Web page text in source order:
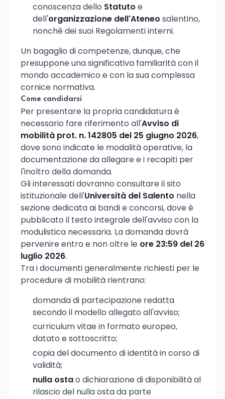
conoscenza dello Statuto e
dell'organizzazione dell'Ateneo salentino,
nonché dei suoi Regolamenti interni.
Un bagaglio di competenze, dunque, che
presuppone una significativa familiarità con il
mondo accademico e con la sua complessa
cornice normativa.
Come candidarsi
Per presentare la propria candidatura è
necessario fare riferimento all'Avviso di
mobilità prot. n. 142805 del 25 giugno 2026,
dove sono indicate le modalità operative, la
documentazione da allegare e i recapiti per
l'inoltro della domanda.
Gli interessati dovranno consultare il sito
istituzionale dell'Università del Salento nella
sezione dedicata ai bandi e concorsi, dove è
pubblicato il testo integrale dell'avviso con la
modulistica necessaria. La domanda dovrà
pervenire entro e non oltre le ore 23:59 del 26
luglio 2026.
Tra i documenti generalmente richiesti per le
procedure di mobilità rientrano:
domanda di partecipazione redatta
secondo il modello allegato all'avviso;
curriculum vitae in formato europeo,
datato e sottoscritto;
copia del documento di identità in corso di
validità;
nulla ostao dichiarazione di disponibilità al
rilascio del nulla osta da parte